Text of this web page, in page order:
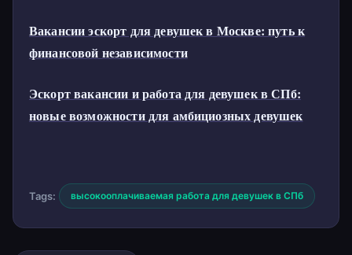
Вакансии эскорт для девушек в Москве: путь к
финансовой независимости
Эскорт вакансии и работа для девушек в СПб:
новые возможности для амбициозных девушек
Tags: высокооплачиваемая работа для девушек в СПб